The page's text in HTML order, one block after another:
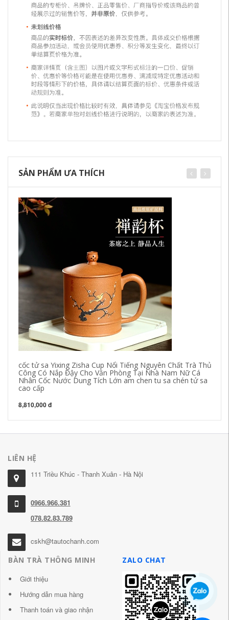
SẢN PHẨM ƯA THÍCH
cốc tử sa Yixing Zisha Cup Nổi Tiếng Nguyên Chất Trà Thủ
Công Có Nắp Đậy Cho Văn Phòng Tại Nhà Nam Nữ Cá
Nhân Cốc Nước Dung Tích Lớn am chen tu sa chén tử sa
cao cấp
8,810,000 đ
LIÊN HỆ
111 Triều Khúc - Thanh Xuân - Hà Nội
0966.966.381
078.82.83.789
cskh@tautochanh.com
BÀN TRÀ THÔNG MINH
Giới thiệu
Hướng dẫn mua hàng
Thanh toán và giao nhận
ZALO CHAT